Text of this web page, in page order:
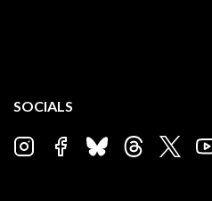
SOCIALS